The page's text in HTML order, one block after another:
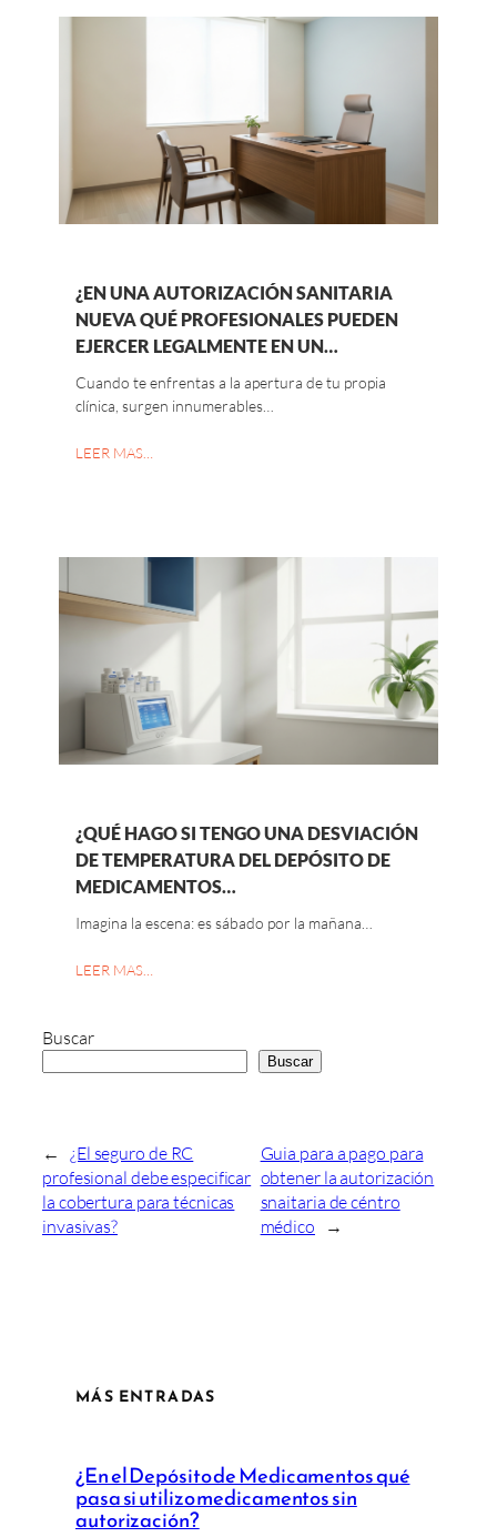
¿EN UNA AUTORIZACIÓN SANITARIA
NUEVA QUÉ PROFESIONALES PUEDEN
EJERCER LEGALMENTE EN UN…
Cuando te enfrentas a la apertura de tu propia
clínica, surgen innumerables…
LEER MAS…
¿QUÉ HAGO SI TENGO UNA DESVIACIÓN
DE TEMPERATURA DEL DEPÓSITO DE
MEDICAMENTOS…
Imagina la escena: es sábado por la mañana…
LEER MAS…
Buscar
Buscar
← ¿El seguro de RC
profesional debe especificar
la cobertura para técnicas
invasivas?
Guia para a pago para
obtener la autorización
snaitaria de céntro
médico
→
MÁS ENTRADAS
¿En el Depósito de Medicamentos qué
pasa si utilizo medicamentos sin
autorización?